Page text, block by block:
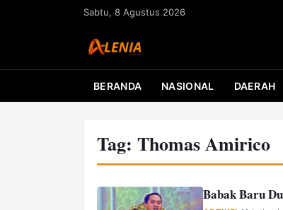
u
Sabtu, 8 Agustus 2026
BERANDA NASIONAL DAERAH
Tag: Thomas Amirico
Babak Baru